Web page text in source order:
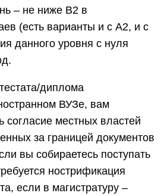
– не ниже В2 в
(есть варианты и с А2, и с
данного уровня с нуля
диплома
ВУЗе, вам
согласие местных властей
за границей документов
вы собираетесь поступать
нострификация
если в магистратуру –